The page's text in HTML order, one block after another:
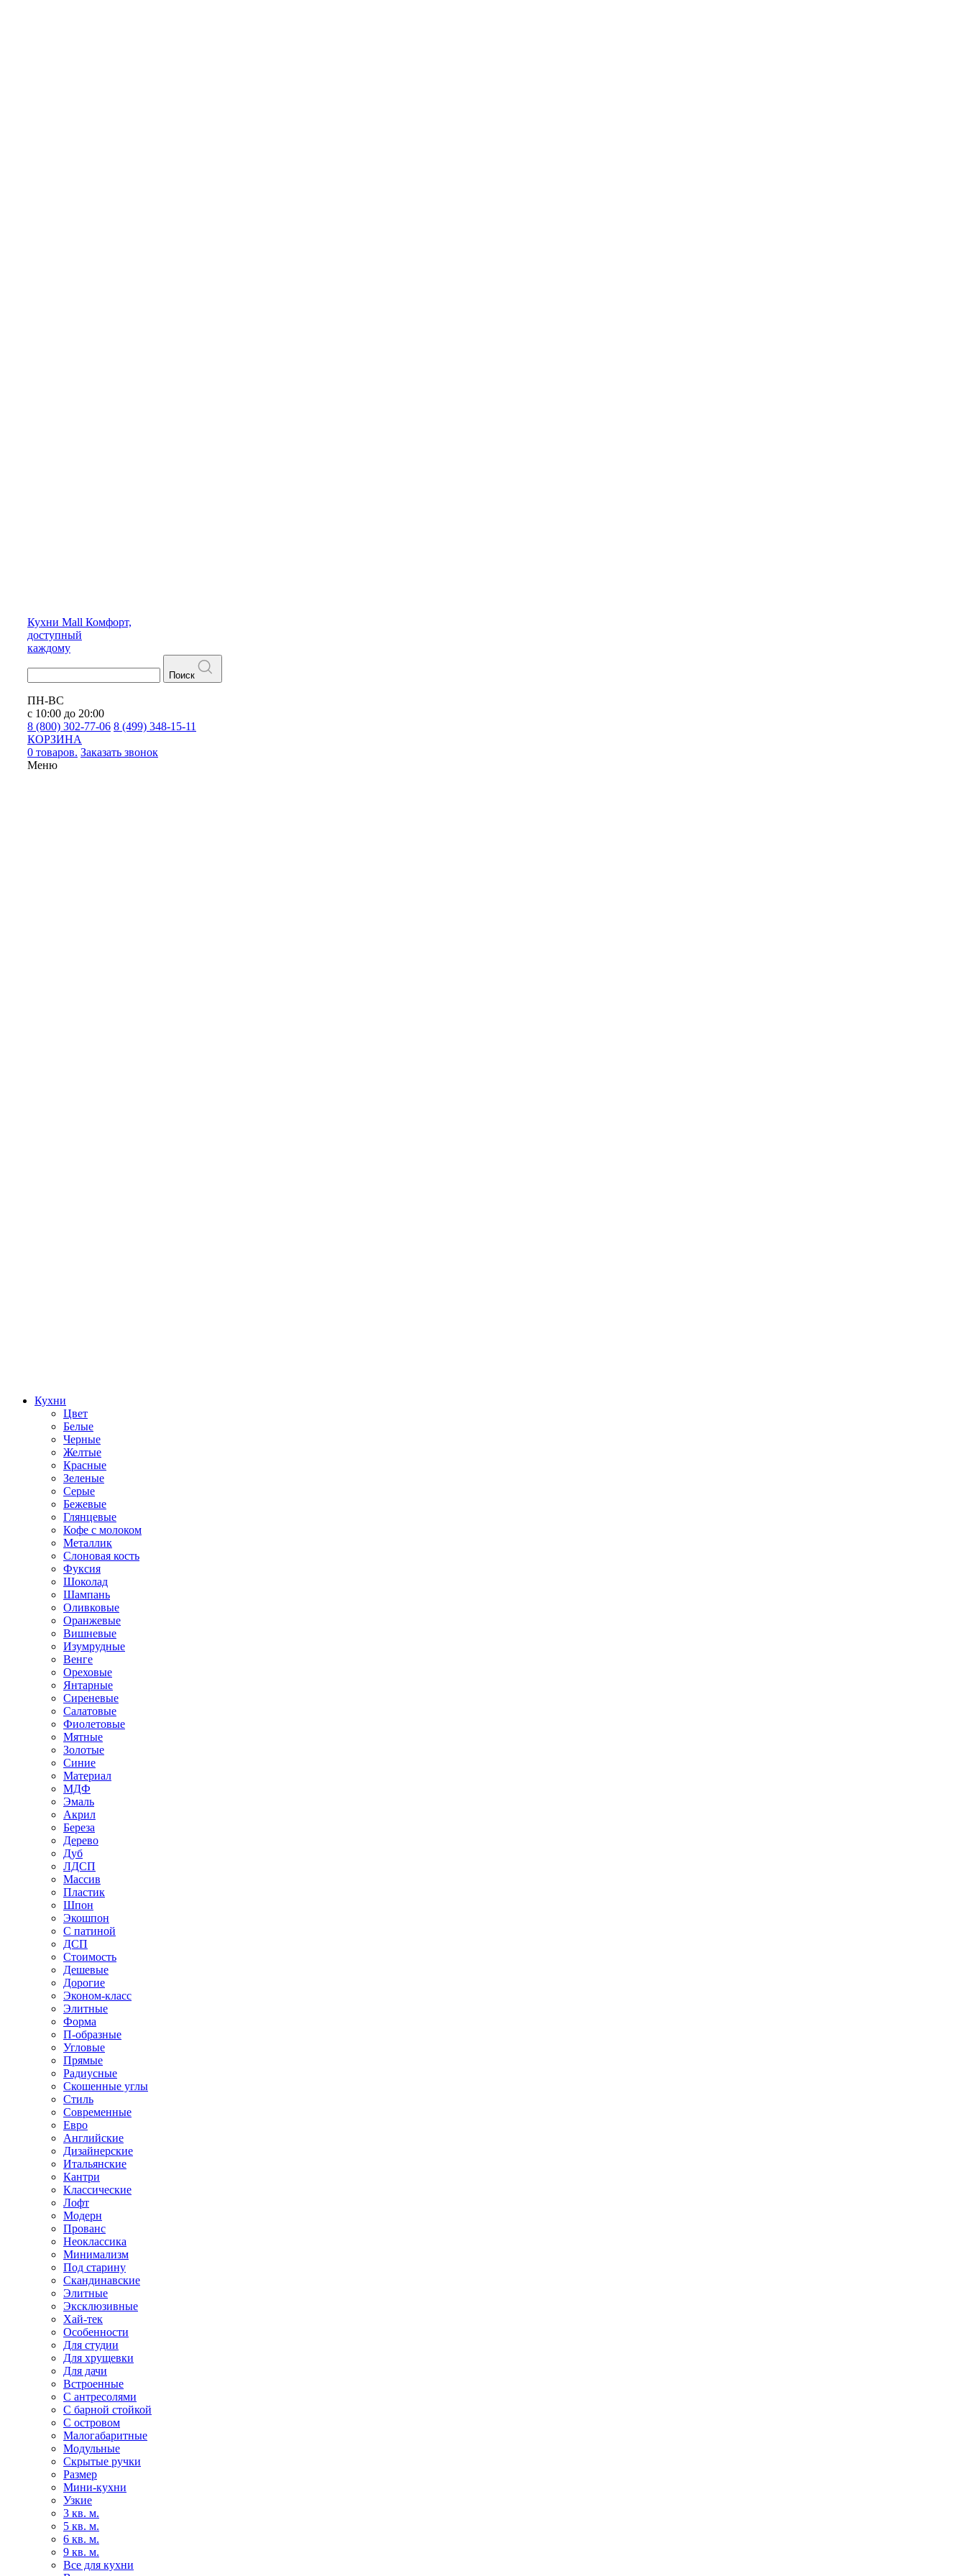
Кухни Mall Комфорт,
доступный
каждому
Поиск
ПН-ВС
с 10:00 до 20:00
8 (800) 302-77-06 8 (499) 348-15-11
КОРЗИНА
0 товаров. Заказать звонок
Меню
Кухни
Цвет
Белые
Черные
Желтые
Красные
Зеленые
Серые
Бежевые
Глянцевые
Кофе с молоком
Металлик
Слоновая кость
Фуксия
Шоколад
Шампань
Оливковые
Оранжевые
Вишневые
Изумрудные
Венге
Ореховые
Янтарные
Сиреневые
Салатовые
Фиолетовые
Мятные
Золотые
Синие
Материал
МДФ
Эмаль
Акрил
Береза
Дерево
Дуб
ЛДСП
Массив
Пластик
Шпон
Экошпон
С патиной
ДСП
Стоимость
Дешевые
Дорогие
Эконом-класс
Элитные
Форма
П-образные
Угловые
Прямые
Радиусные
Скошенные углы
Стиль
Современные
Евро
Английские
Дизайнерские
Итальянские
Кантри
Классические
Лофт
Модерн
Прованс
Неоклассика
Минимализм
Под старину
Скандинавские
Элитные
Эксклюзивные
Хай-тек
Особенности
Для студии
Для хрущевки
Для дачи
Встроенные
С антресолями
С барной стойкой
С островом
Малогабаритные
Модульные
Скрытые ручки
Размер
Мини-кухни
Узкие
3 кв. м.
5 кв. м.
6 кв. м.
9 кв. м.
Все для кухни